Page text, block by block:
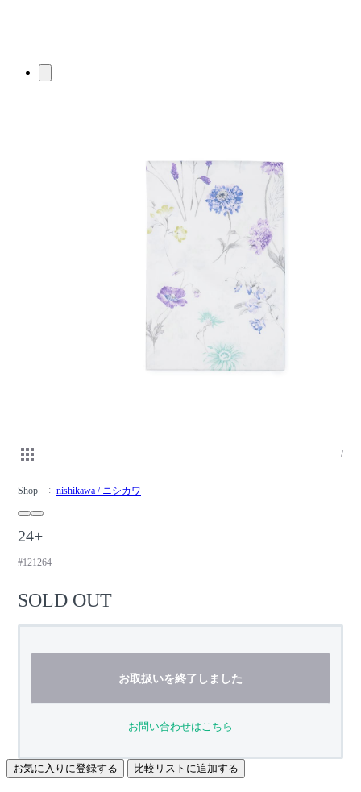
/
Shop nishikawa / ニシカワ
24+
#121264
SOLD OUT
お取扱いを終了しました
お問い合わせはこちら
お気に入りに登録する 比較リストに追加する